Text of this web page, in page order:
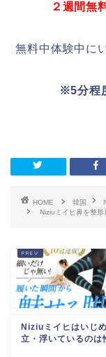
２週間無
無料中体験中に
※5分程
HOME 韓国
Niziuミイヒ鼻を整
Niziuミイヒはいじ
立・浮いているのは